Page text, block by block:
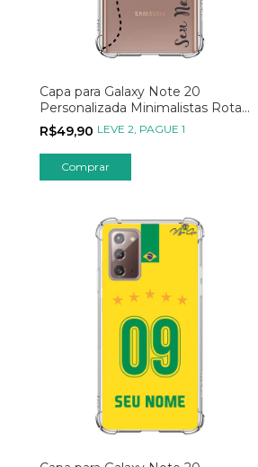
Capa para Galaxy Note 20
Personalizada Minimalistas Rota
Borboleta
R$49,90 LEVE 2, PAGUE 1